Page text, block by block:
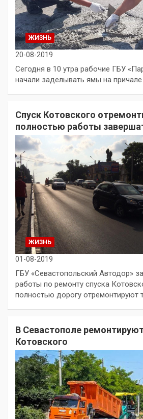
ЖИЗНЬ
20-08-2019
Сегодня в 10 утра рабочие ГБУ
начали заделывать ямы на причале
Спуск Котовского
полностью работы
ЖИЗНЬ
01-08-2019
ГБУ «Севастопольский Автодор»
работы по ремонту спуска
полностью дорогу отремонтируют
В Севастополе
Котовского